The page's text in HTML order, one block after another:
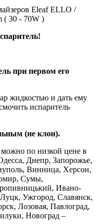
Eleaf ELLO /
30 - 70W )
при первом его
жидкостью и дать ему
испаритель
(не клон).
по низкой цене в
Днепр, Запорожье,
Винница, Херсон,
Сумы,
Ивано-
Ужгород, Славянск,
Лозовая, Павлоград,
Новоград –